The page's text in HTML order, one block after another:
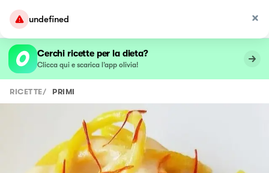
undefined
Cerchi ricette per la dieta?
Clicca qui e scarica l’app olivia!
RICETTE/ PRIMI